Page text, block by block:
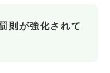
則が強化されて